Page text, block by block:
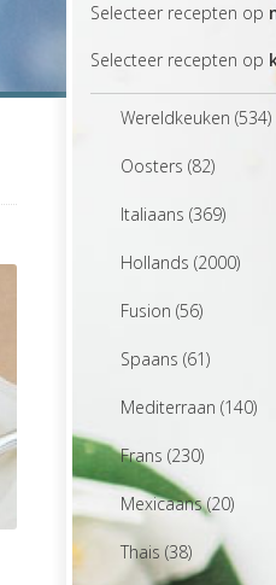
Selecteer recepten op
Selecteer recepten op
Wereldkeuken (534)
Oosters (82)
Italiaans (369)
Hollands (2000)
Fusion (56)
Spaans (61)
Mediterraan (140)
Frans (230)
Mexicaans (20)
Thais (38)